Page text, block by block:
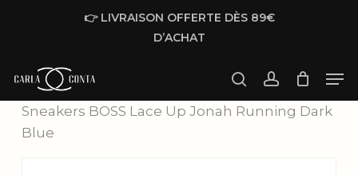
content
👉 LIVRAISON OFFERTE DÈS 89€
D’ACHAT
Accueil Homme
Chaussures
Sneakers BOSS Lace Up Jonah Running Dark
Blue